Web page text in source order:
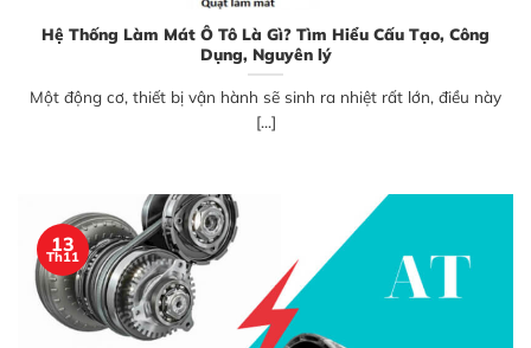
Hệ Thống Làm Mát Ô Tô Là Gì? Tìm Hiểu Cấu Tạo, Công
Dụng, Nguyên lý
Một động cơ, thiết bị vận hành sẽ sinh ra nhiệt rất lớn, điều này
[...]
13
Th11